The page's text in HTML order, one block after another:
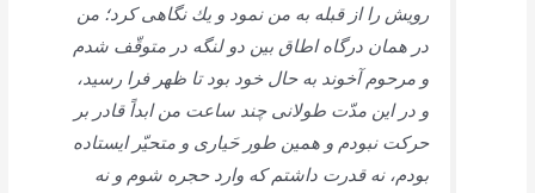
رويش را از قبله به من نمود و يك نگاهى كرد؛ من
در همان درگاه اطاق بين دو لنگه در متوقّف شدم
و مرحوم آخوند به حال خود بود تا ظهر فرا رسيد،
و در اين مدّت طولانى چند ساعت من ابداً قادر بر
حركت نبودم و همين طور حَيارى و متحيّر ايستاده
بودم، نه قدرت داشتم كه وارد حجره شوم و نه